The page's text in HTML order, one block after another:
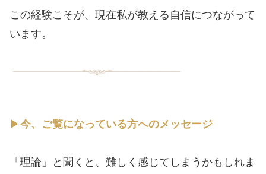
この経験こそが、現在私が教える自信につながって
います。
▶︎今、ご覧になっている方へのメッセージ
「理論」と聞くと、難しく感じてしまうかもしれま